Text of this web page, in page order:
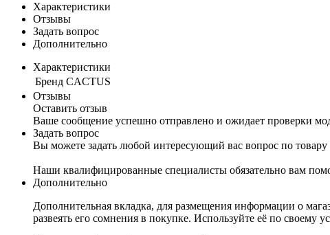
Характеристики
Отзывы
Задать вопрос
Дополнительно
Характеристики
Бренд CACTUS
Отзывы
Оставить отзыв
Ваше сообщение успешно отправлено и ожидает проверки
Задать вопрос
Вы можете задать любой интересующий вас вопрос по товару
Наши квалифицированные специалисты обязательно вам
Дополнительно
Дополнительная вкладка, для размещения информации о
развеять его сомнения в покупке. Используйте её по своему